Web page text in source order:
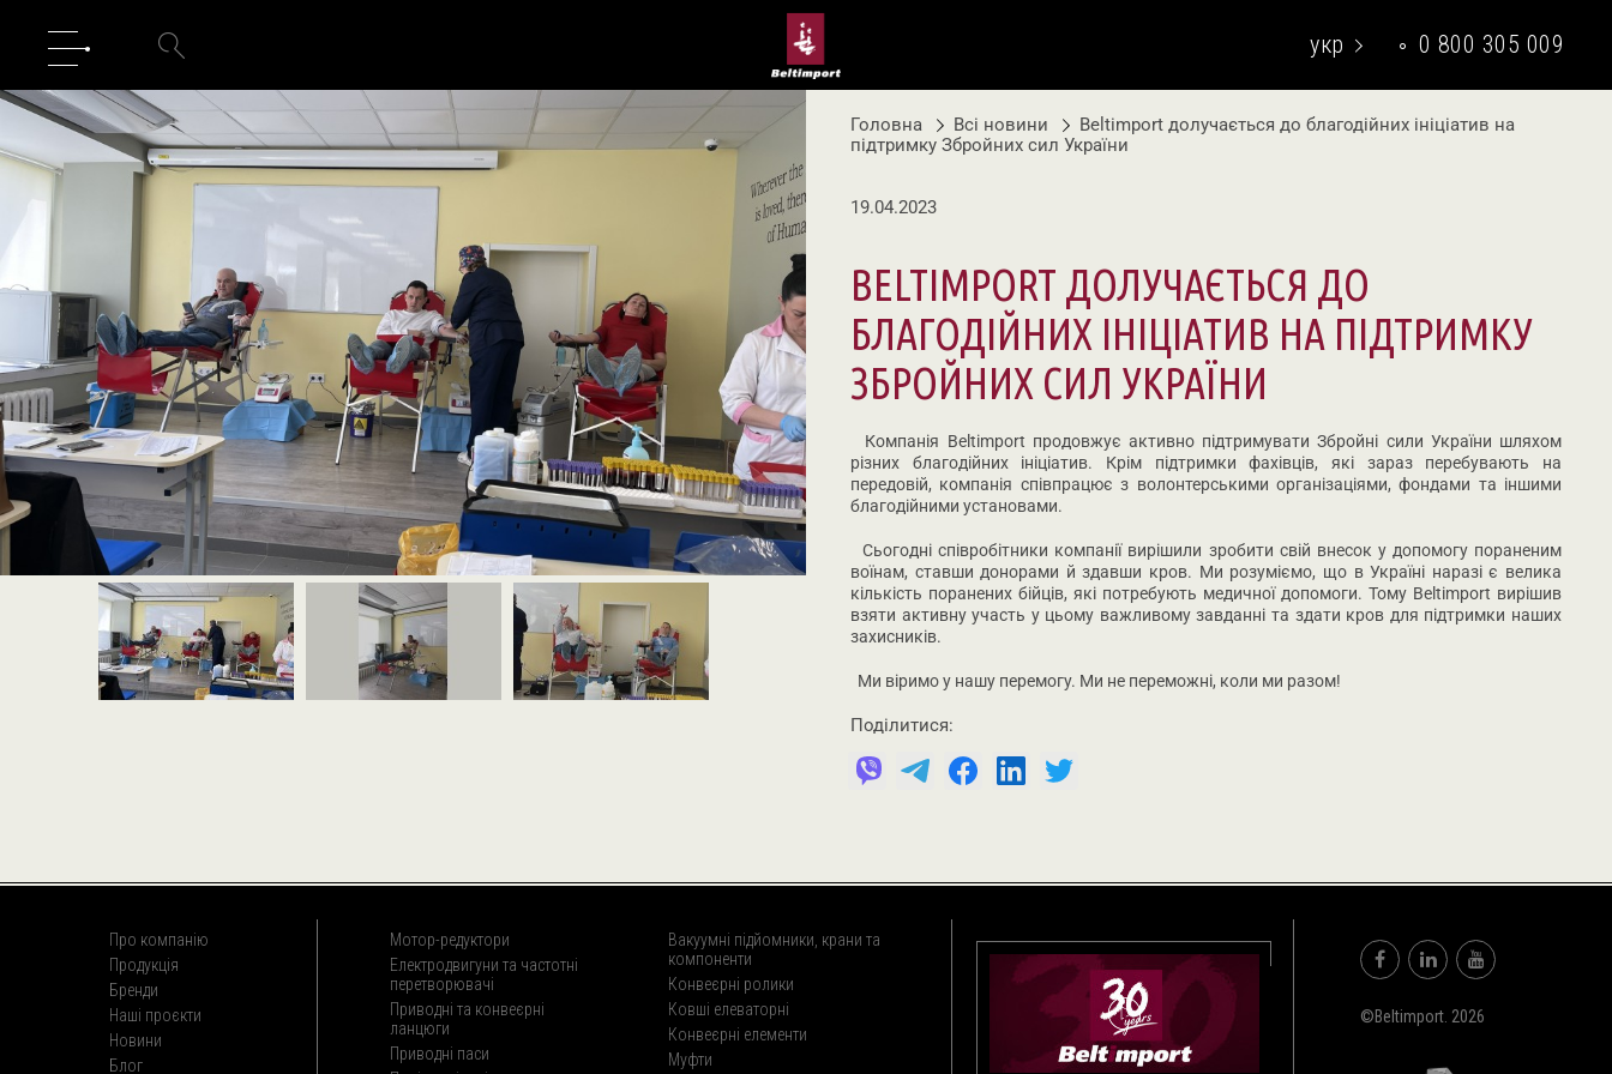
0 800 305 009
укр
Головна Всі новини
Beltimport долучається до благодійних ініціатив на
підтримку Збройних сил України
19.04.2023
BELTIMPORT ДОЛУЧАЄТЬСЯ ДО
БЛАГОДІЙНИХ ІНІЦІАТИВ НА ПІДТРИМКУ
ЗБРОЙНИХ СИЛ УКРАЇНИ
Компанія Beltimport продовжує активно підтримувати Збройні сили України шляхом
різних благодійних ініціатив. Крім підтримки фахівців, які зараз перебувають на
передовій, компанія співпрацює з волонтерськими організаціями, фондами та іншими
благодійними установами.
Сьогодні співробітники компанії вирішили зробити свій внесок у допомогу пораненим
воїнам, ставши донорами й здавши кров. Ми розуміємо, що в Україні наразі є велика
кількість поранених бійців, які потребують медичної допомоги. Тому Beltimport вирішив
взяти активну участь у цьому важливому завданні та здати кров для підтримки наших
захисників.
Ми віримо у нашу перемогу. Ми не переможні, коли ми разом!
Поділитися:
Про компанію
Продукція
Бренди
Наші проєкти
Новини
Блог
Мотор-редуктори
Електродвигуни та частотні
перетворювачі
Приводні та конвеєрні
ланцюги
Приводні паси
Вакуумні підйомники, крани та
компоненти
Конвеєрні ролики
Ковші елеваторні
Конвеєрні елементи
Муфти
©Beltimport. 2026